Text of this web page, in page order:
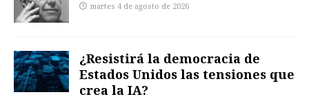
martes 4 de agosto de 2026
¿Resistirá la democracia de
Estados Unidos las tensiones que
crea la IA?